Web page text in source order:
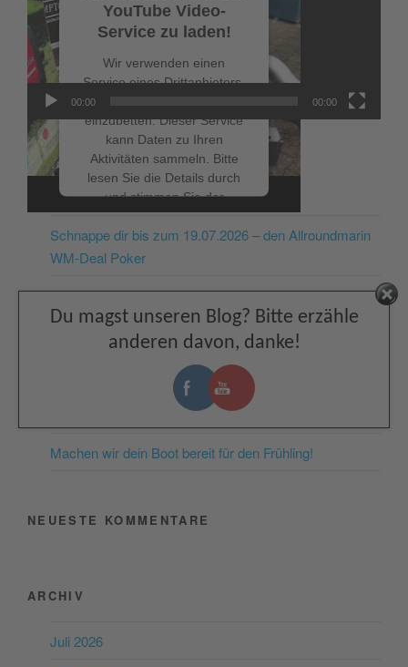
YouTube Video-
Service zu laden!
Wir verwenden einen
Service eines Drittanbieters,
einzubetten. Dieser Service
kann Daten zu Ihren
Aktivitäten sammeln. Bitte
lesen Sie die Details durch
und stimmen Sie der
Nutzung des Service zu, um
dieses Video anzusehen.
Mehr Informationen
Akzeptieren
Usercentrics
Consent Management
eRecht24
00:00 00:00
NEUESTE BEITRÄGE
Schnappe dir bis zum 19.07.2026 – den Allroundmarin
WM-Deal Poker
Fußball-WM: Mit dem Honda Außenborder zum
nächsten Public Viewing
Deutschland: Der perfekte Boots Urlaub ist kein Zufall!
Grabner Schlauchboote: Jetzt das Ticket für spontane
Machen wir dein Boot bereit für den Frühling!
NEUESTE KOMMENTARE
ARCHIV
Juli 2026
Du magst unseren Blog? Bitte erzähle
anderen davon, danke!
Facebook